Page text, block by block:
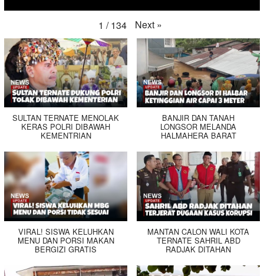
1 / 134 Next »
SULTAN TERNATE MENOLAK
KERAS POLRI DIBAWAH
KEMENTRIAN
BANJIR DAN TANAH
LONGSOR MELANDA
HALMAHERA BARAT
VIRAL! SISWA KELUHKAN
MENU DAN PORSI MAKAN
BERGIZI GRATIS
MANTAN CALON WALI KOTA
TERNATE SAHRIL ABD
RADJAK DITAHAN